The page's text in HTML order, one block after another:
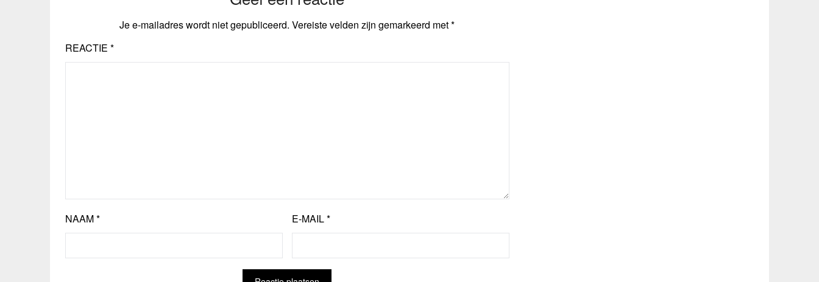
Je e-mailadres wordt niet gepubliceerd. Vereiste velden zijn gemarkeerd met*
REACTIE *
NAAM* E-MAIL*